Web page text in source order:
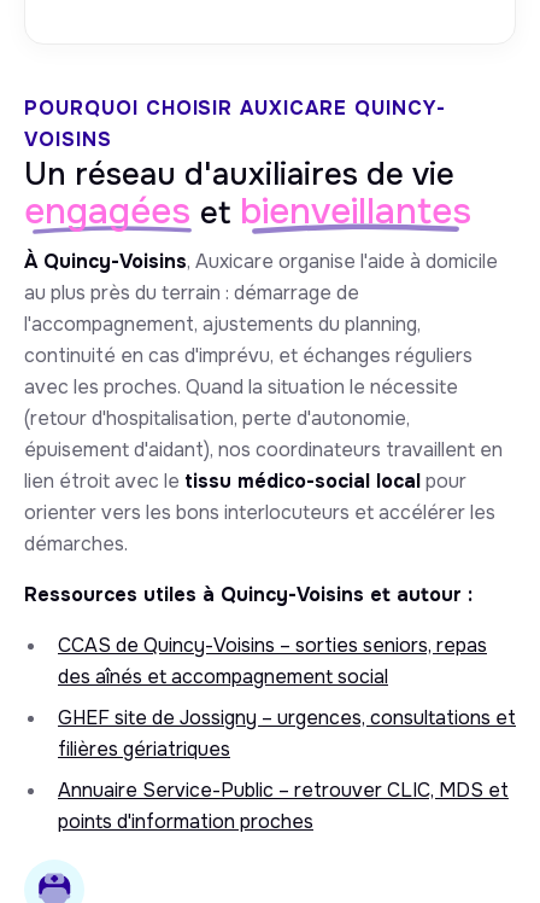
POURQUOI CHOISIR AUXICARE QUINCY-
VOISINS
Un réseau d'auxiliaires de vie
engagées et bienveillantes
À Quincy-Voisins, Auxicare organise l'aide à domicile
au plus près du terrain : démarrage de
l'accompagnement, ajustements du planning,
continuité en cas d'imprévu, et échanges réguliers
avec les proches. Quand la situation le nécessite
(retour d'hospitalisation, perte d'autonomie,
épuisement d'aidant), nos coordinateurs travaillent en
lien étroit avec le tissu médico-social localpour
orienter vers les bons interlocuteurs et accélérer les
démarches.
Ressources utiles à Quincy-Voisins et autour :
CCAS de Quincy-Voisins – sorties seniors, repas
des aînés et accompagnement social
GHEF site de Jossigny – urgences, consultations et
filières gériatriques
Annuaire Service-Public – retrouver CLIC, MDS et
points d'information proches